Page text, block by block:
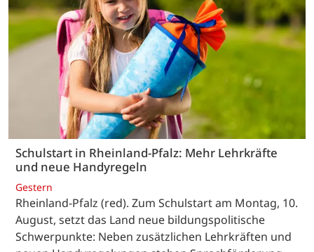
Schulstart in Rheinland-Pfalz: Mehr Lehrkräfte
und neue Handyregeln
Gestern
Rheinland-Pfalz (red). Zum Schulstart am Montag, 10.
August, setzt das Land neue bildungspolitische
Schwerpunkte: Neben zusätzlichen Lehrkräften und